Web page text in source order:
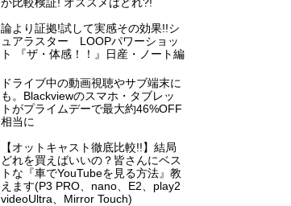
論より証拠!試して実感その効果!!シ
ュアラスター LOOPパワーショッ
ト 『ザ・体感！！』日産・ノート編
ドライブ中の動画視聴やサブ端末に
も。Blackviewのスマホ・タブレッ
トがプライムデーで最大約46%OFF
相当に
【オットキャスト徹底比較!!】結局
どれを買えばいいの？皆さんにベス
トな『車でYouTubeを見る方法』教
えます(P3 PRO、nano、E2、play2
videoUltra、Mirror Touch)